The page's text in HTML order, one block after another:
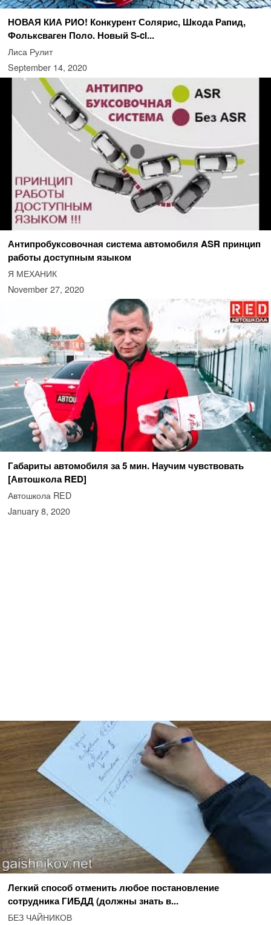
НОВАЯ КИА РИО! Конкурент Солярис, Шкода Рапид,
Фольксваген Поло. Новый S-cl...
Лиса Рулит
September 14, 2020
Антипробуксовочная система автомобиля ASR принцип
работы доступным языком
Я МЕХАНИК
November 27, 2020
Габариты автомобиля за 5 мин. Научим чувствовать
[Автошкола RED]
Автошкола RED
January 8, 2020
Легкий способ отменить любое постановление
сотрудника ГИБДД (должны знать в...
БЕЗ ЧАЙНИКОВ